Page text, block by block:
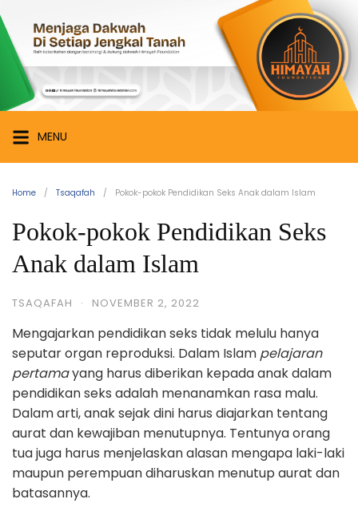
to
content
Himayah
Foundation
Menjaga
Dakwah
di
Setiap
Jengkal
MENU
Home Tsaqafah Pokok-pokok Pendidikan Seks Anak dalam Islam
Pokok-pokok Pendidikan Seks
Anak dalam Islam
TSAQAFAH · NOVEMBER 2, 2022
Mengajarkan pendidikan seks tidak melulu hanya
seputar organ reproduksi. Dalam Islam pelajaran
pertamayang harus diberikan kepada anak dalam
pendidikan seks adalah menanamkan rasa malu.
Dalam arti, anak sejak dini harus diajarkan tentang
aurat dan kewajiban menutupnya. Tentunya orang
tua juga harus menjelaskan alasan mengapa laki-laki
maupun perempuan diharuskan menutup aurat dan
batasannya.